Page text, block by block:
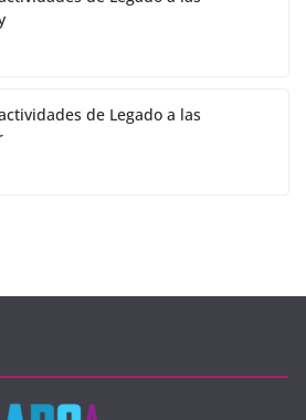
de Legado a las